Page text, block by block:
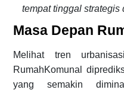
tempat tinggal strategis
Masa Depan
Melihat tren
RumahKomunal
yang semakin